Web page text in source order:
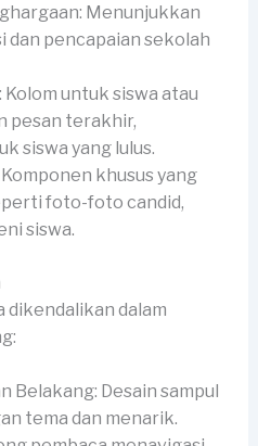
Menunjukkan
dan pencapaian sekolah
Kolom untuk siswa atau
pesan terakhir,
siswa yang lulus.
khusus yang
foto-foto candid,
siswa.
dikendalikan dalam
Belakang: Desain sampul
tema dan menarik.